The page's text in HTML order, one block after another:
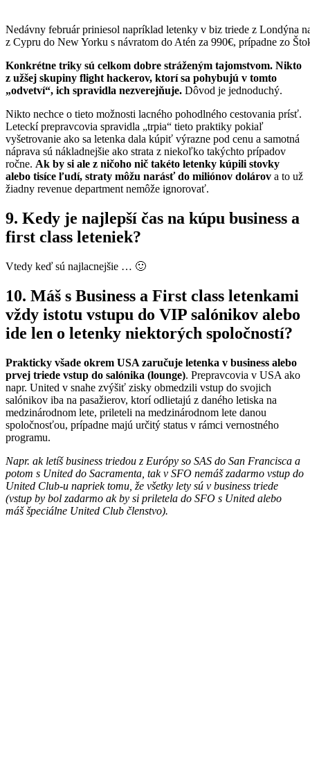
Nedávny február priniesol napríklad letenky v biz triede z Londýna
z Cypru do New Yorku s návratom do Atén za 990€, prípadne zo
Konkrétne triky sú celkom dobre stráženým tajomstvom. Nikto
z užšej skupiny flight hackerov, ktorí sa pohybujú v tomto
„odvetví“, ich spravidla nezverejňuje. Dôvod je jednoduchý.
Nikto nechce o tieto možnosti lacného pohodlného cestovania prísť.
Leteckí prepravcovia spravidla „trpia“ tieto praktiky pokiaľ
vyšetrovanie ako sa letenka dala kúpiť výrazne pod cenu a samotná
náprava sú nákladnejšie ako strata z niekoľko takýchto prípadov
ročne. Ak by si ale z ničoho nič takéto letenky kúpili stovky
alebo tisíce ľudí, straty môžu narásť do miliónov dolárov a to už
žiadny revenue department nemôže ignorovať.
9. Kedy je najlepší čas na kúpu business a
first class leteniek?
Vtedy keď sú najlacnejšie … 🙂
10. Máš s Business a First class letenkami
vždy istotu vstupu do VIP salónikov alebo
ide len o letenky niektorých spoločností?
Prakticky všade okrem USA zaručuje letenka v business alebo
prvej triede vstup do salónika (lounge). Prepravcovia v USA ako
napr. United v snahe zvýšiť zisky obmedzili vstup do svojich
salónikov iba na pasažierov, ktorí odlietajú z daného letiska na
medzinárodnom lete, prileteli na medzinárodnom lete danou
spoločnosťou, prípadne majú určitý status v rámci vernostného
programu.
Napr. ak letíš business triedou z Európy so SAS do San Francisca a
potom s United do Sacramenta, tak v SFO nemáš zadarmo vstup do
United Club-u napriek tomu, že všetky lety sú v business triede
(vstup by bol zadarmo ak by si priletela do SFO s United alebo
máš špeciálne United Club členstvo).